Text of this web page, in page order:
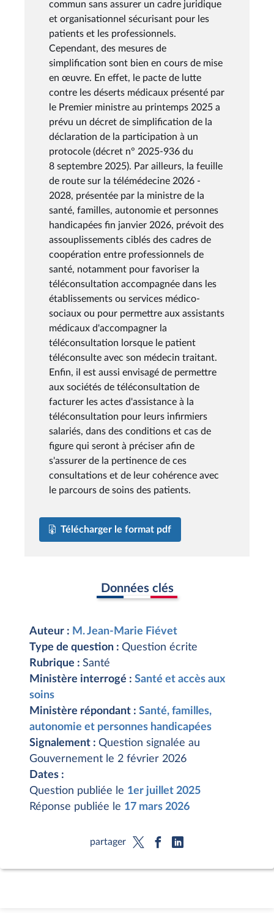
commun sans assurer un cadre juridique
et organisationnel sécurisant pour les
patients et les professionnels.
Cependant, des mesures de
simplification sont bien en cours de mise
en œuvre. En effet, le pacte de lutte
contre les déserts médicaux présenté par
le Premier ministre au printemps 2025 a
prévu un décret de simplification de la
déclaration de la participation à un
protocole (décret n° 2025-936 du
8 septembre 2025). Par ailleurs, la feuille
de route sur la télémédecine 2026 -
2028, présentée par la ministre de la
santé, familles, autonomie et personnes
handicapées fin janvier 2026, prévoit des
assouplissements ciblés des cadres de
coopération entre professionnels de
santé, notamment pour favoriser la
téléconsultation accompagnée dans les
établissements ou services médico-
sociaux ou pour permettre aux assistants
médicaux d'accompagner la
téléconsultation lorsque le patient
téléconsulte avec son médecin traitant.
Enfin, il est aussi envisagé de permettre
aux sociétés de téléconsultation de
facturer les actes d'assistance à la
téléconsultation pour leurs infirmiers
salariés, dans des conditions et cas de
figure qui seront à préciser afin de
s'assurer de la pertinence de ces
consultations et de leur cohérence avec
le parcours de soins des patients.
Télécharger le format pdf
Données clés
Auteur : M. Jean-Marie Fiévet
Type de question : Question écrite
Rubrique : Santé
Ministère interrogé : Santé et accès aux
soins
Ministère répondant : Santé, familles,
autonomie et personnes handicapées
Signalement : Question signalée au
Gouvernement le 2 février 2026
Dates :
Question publiée le 1er juillet 2025
Réponse publiée le 17 mars 2026
partager